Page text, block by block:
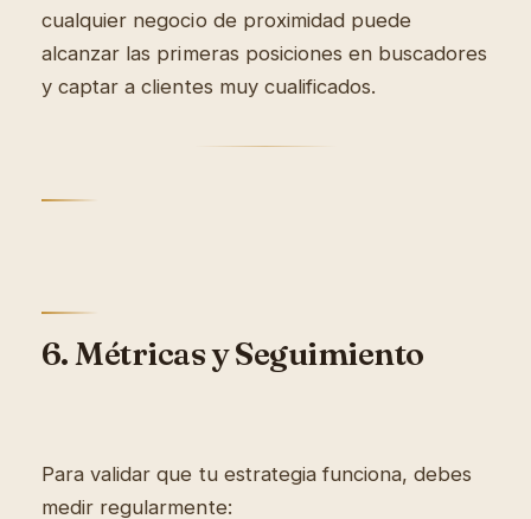
cualquier negocio de proximidad puede
alcanzar las primeras posiciones en buscadores
y captar a clientes muy cualificados.
6. Métricas y Seguimiento
Para validar que tu estrategia funciona, debes
medir regularmente: